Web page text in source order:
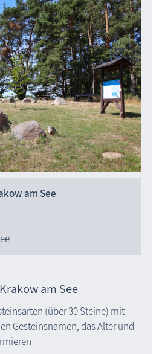
am See
am See
(über 30 Steine) mit
Gesteinsnamen, das Alter und